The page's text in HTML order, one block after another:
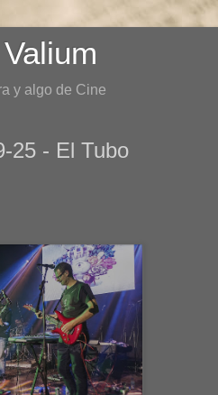
y algo de Cine
25 - El Tubo